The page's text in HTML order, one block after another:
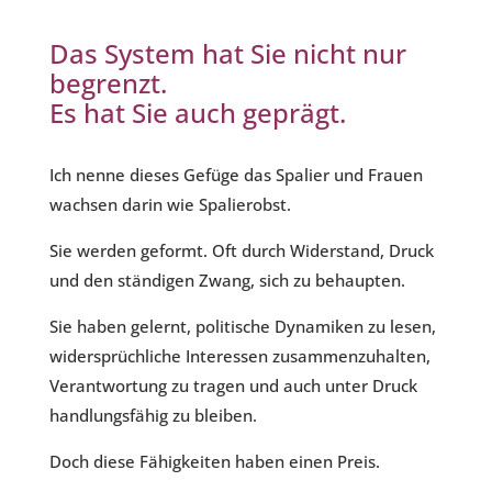
Das System hat Sie nicht nur
begrenzt.
Es hat Sie auch geprägt.
Ich nenne dieses Gefüge das Spalier und Frauen
wachsen darin wie Spalierobst.
Sie werden geformt. Oft durch Widerstand, Druck
und den ständigen Zwang, sich zu behaupten.
Sie haben gelernt, politische Dynamiken zu lesen,
widersprüchliche Interessen zusammenzuhalten,
Verantwortung zu tragen und auch unter Druck
handlungsfähig zu bleiben.
Doch diese Fähigkeiten haben einen Preis.